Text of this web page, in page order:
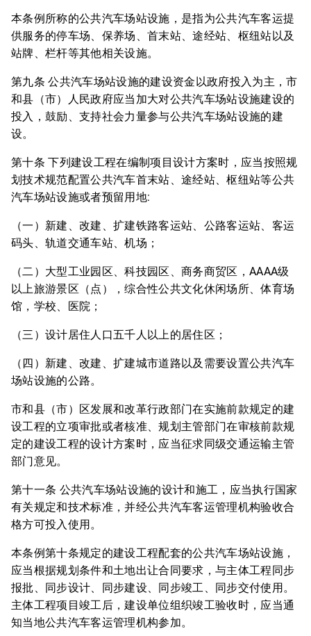
本条例所称的公共汽车场站设施，是指为公共汽车客运提
供服务的停车场、保养场、首末站、途经站、枢纽站以及
站牌、栏杆等其他相关设施。
第九条 公共汽车场站设施的建设资金以政府投入为主，市
和县（市）人民政府应当加大对公共汽车场站设施建设的
投入，鼓励、支持社会力量参与公共汽车场站设施的建
设。
第十条 下列建设工程在编制项目设计方案时，应当按照规
划技术规范配置公共汽车首末站、途经站、枢纽站等公共
汽车场站设施或者预留用地:
（一）新建、改建、扩建铁路客运站、公路客运站、客运
码头、轨道交通车站、机场；
（二）大型工业园区、科技园区、商务商贸区，AAAA级
以上旅游景区（点），综合性公共文化休闲场所、体育场
馆，学校、医院；
（三）设计居住人口五千人以上的居住区；
（四）新建、改建、扩建城市道路以及需要设置公共汽车
场站设施的公路。
市和县（市）区发展和改革行政部门在实施前款规定的建
设工程的立项审批或者核准、规划主管部门在审核前款规
定的建设工程的设计方案时，应当征求同级交通运输主管
部门意见。
第十一条 公共汽车场站设施的设计和施工，应当执行国家
有关规定和技术标准，并经公共汽车客运管理机构验收合
格方可投入使用。
本条例第十条规定的建设工程配套的公共汽车场站设施，
应当根据规划条件和土地出让合同要求，与主体工程同步
报批、同步设计、同步建设、同步竣工、同步交付使用。
主体工程项目竣工后，建设单位组织竣工验收时，应当通
知当地公共汽车客运管理机构参加。